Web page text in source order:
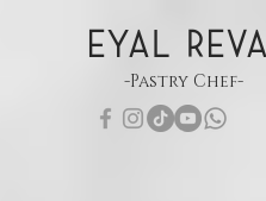
EYAL
-Pastry Chef-